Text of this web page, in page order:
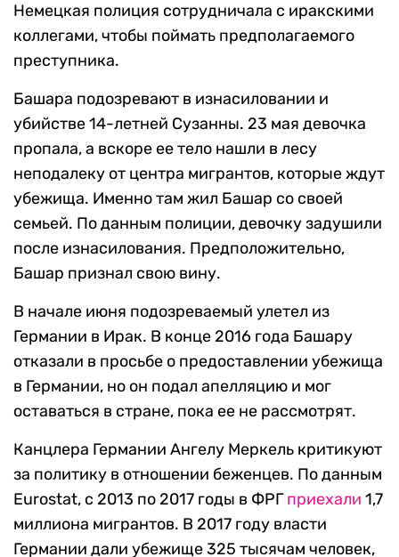
Немецкая полиция сотрудничала с иракскими
коллегами, чтобы поймать предполагаемого
преступника.
Башара подозревают в изнасиловании и
убийстве 14-летней Сузанны. 23 мая девочка
пропала, а вскоре ее тело нашли в лесу
неподалеку от центра мигрантов, которые ждут
убежища. Именно там жил Башар со своей
семьей. По данным полиции, девочку задушили
после изнасилования. Предположительно,
Башар признал свою вину.
В начале июня подозреваемый улетел из
Германии в Ирак. В конце 2016 года Башару
отказали в просьбе о предоставлении убежища
в Германии, но он подал апелляцию и мог
оставаться в стране, пока ее не рассмотрят.
Канцлера Германии Ангелу Меркель критикуют
за политику в отношении беженцев. По данным
Eurostat, с 2013 по 2017 годы в ФРГприехали 1,7
миллиона мигрантов. В 2017 году власти
Германии дали убежище 325 тысячам человек,